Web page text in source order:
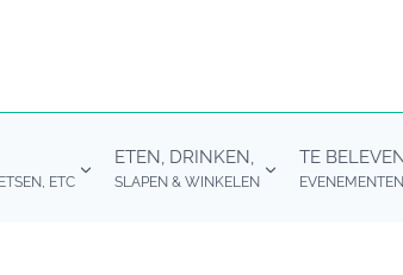
ETC
ETEN, DRINKEN,
SLAPEN & WINKELEN
TE
EVENEMENTEN